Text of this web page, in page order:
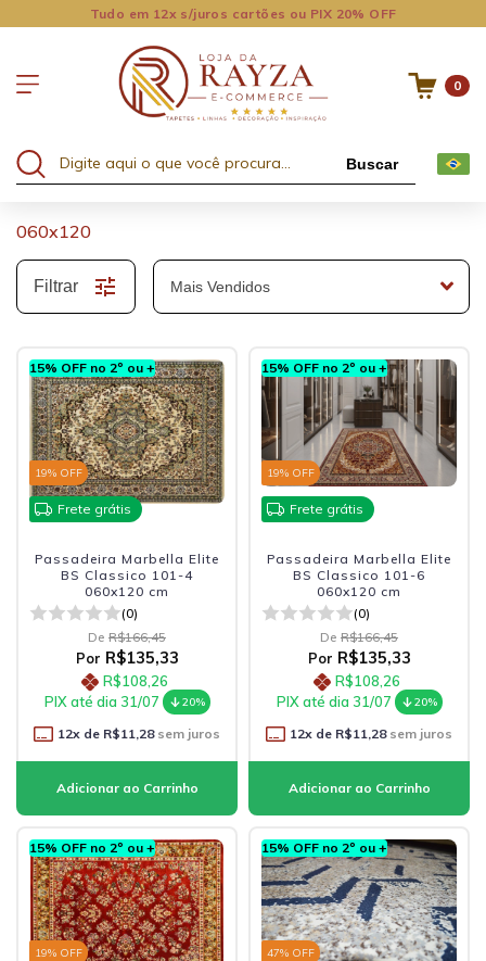
Tudo em 12x s/juros cartões ou PIX 20% OFF
0
Buscar
060x120
Filtrar
15% OFF no 2º ou +
19% OFF
Frete grátis
Passadeira Marbella Elite
BS Classico 101-4
060x120 cm
(0)
De R$166,45
Por R$135,33
R$108,26
PIX até dia 31/07
20%
12x de R$11,28sem juros
15% OFF no 2º ou +
19% OFF
Frete grátis
Passadeira Marbella Elite
BS Classico 101-6
060x120 cm
(0)
De R$166,45
Por R$135,33
R$108,26
PIX até dia 31/07
20%
12x de R$11,28sem juros
15% OFF no 2º ou +
19% OFF
15% OFF no 2º ou +
47% OFF